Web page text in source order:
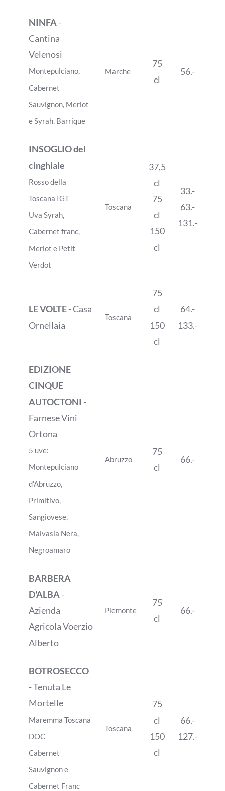
NINFA -
Cantina
Velenosi
Montepulciano,
Cabernet
Sauvignon, Merlot
e Syrah. Barrique
Marche
75
cl
56.-
INSOGLIO del
cinghiale
Rosso della
Toscana IGT
Uva Syrah,
Cabernet franc,
Merlot e Petit
Verdot
Toscana
37,5
cl
75
cl
150
cl
33.-
63.-
131.-
LE VOLTE- Casa
Ornellaia
Toscana
75
cl
150
cl
64.-
133.-
EDIZIONE
CINQUE
AUTOCTONI -
Farnese Vini
Ortona
5 uve:
Montepulciano
d'Abruzzo,
Primitivo,
Sangiovese,
Malvasia Nera,
Negroamaro
Abruzzo
75
cl
66.-
BARBERA
D'ALBA -
Azienda
Agricola Voerzio
Alberto
Piemonte
75
cl
66.-
BOTROSECCO
- Tenuta Le
Mortelle
Maremma Toscana
DOC
Cabernet
Sauvignon e
Cabernet Franc
Toscana
75
cl
150
cl
66.-
127.-